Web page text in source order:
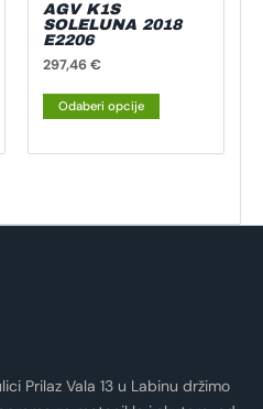
AGV K1S
SOLELUNA 2018
E2206
297,46€
Odaberi opcije
na
Prilaz Vala 13 u Labinu držimo